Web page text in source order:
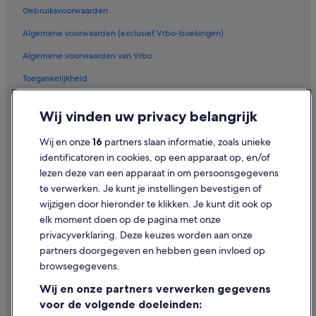
Hotels in Mijas
Hotels met uitzicht op zee in Elviria
Hotels met zwembad in La Cala de Mijas
Pensions in La Cala de Mijas
Particuliere vakantiehuizen in Fuengirola
Hotels in de buurt van La Cala Golf
Hotels met restaurant in La Cala de Mijas
Hotels in Urbanización el Rosario
Campings en stacaravans in Calahonda
Gebruiksvoorwaarden
Algemene voorwaarden (exclusief Vrbo-boekingen)
Algemene voorwaarden van Vrbo
Toegankelijkheid
Cookies
Juridische informatie/Contact
Inhoudsrichtlijnen en inhoud rapporteren
Hulp
Ondersteuning
Je boeking wijzigen of annuleren
Restitutieproces en tijdsbestek
Boek een vlucht met airlinetegoed
Wij vinden uw privacy belangrijk
Wij en onze16 partners slaan informatie, zoals unieke
identificatoren in cookies, op een apparaat op, en/of
lezen deze van een apparaat in om persoonsgegevens
te verwerken. Je kunt je instellingen bevestigen of
wijzigen door hieronder te klikken. Je kunt dit ook op
elk moment doen op de pagina met onze
privacyverklaring. Deze keuzes worden aan onze
partners doorgegeven en hebben geen invloed op
browsegegevens.
Wij en onze partners verwerken gegevens
voor de volgende doeleinden: